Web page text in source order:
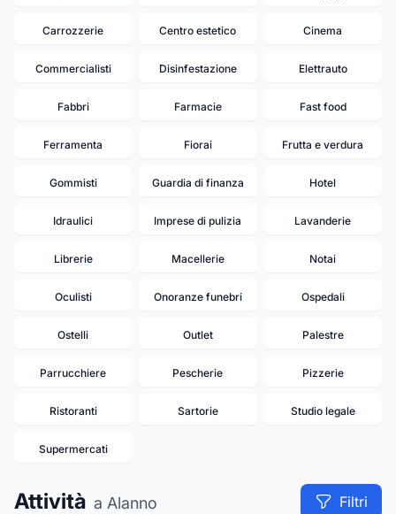
Carrozzerie Centro estetico Cinema
Commercialisti Disinfestazione Elettrauto
Fabbri Farmacie Fast food
Ferramenta Fiorai Frutta e verdura
Gommisti Guardia di finanza Hotel
Idraulici Imprese di pulizia Lavanderie
Librerie Macellerie Notai
Oculisti Onoranze funebri Ospedali
Ostelli Outlet Palestre
Parrucchiere Pescherie Pizzerie
Ristoranti Sartorie Studio legale
Supermercati
Attività a Alanno Filtri